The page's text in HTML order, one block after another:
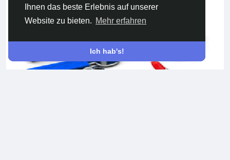
Ihnen das beste Erlebnis auf unserer
Website zu bieten. Mehr erfahren
Ich hab's!